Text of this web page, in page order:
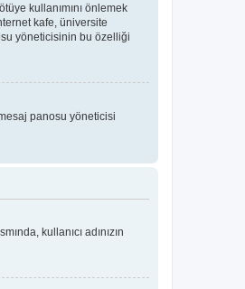
kullanımını önlemek
kafe, üniversite
yöneticisinin bu özelliği
panosu yöneticisi
kullanıcı adınızın